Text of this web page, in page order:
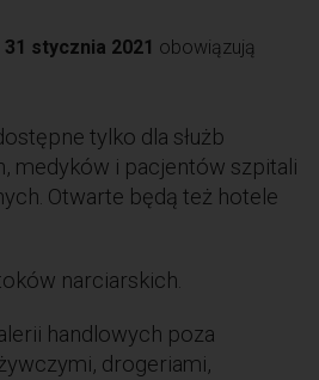
31 stycznia 2021 obowiązują
tylko dla służb
medyków i pacjentów szpitali
Otwarte będą też hotele
narciarskich.
handlowych poza
drogeriami,